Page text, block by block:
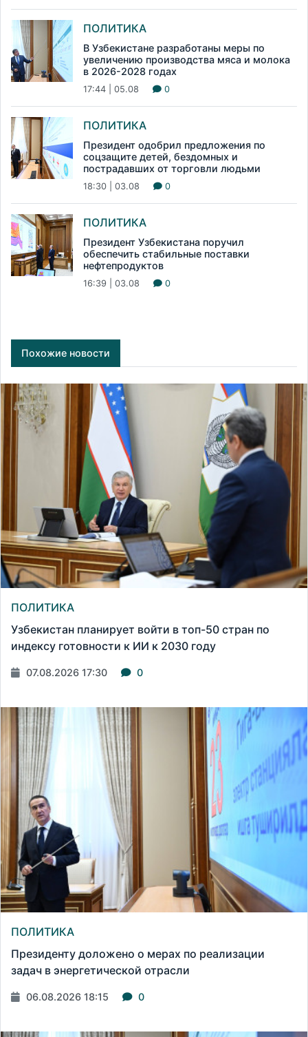
ПОЛИТИКА
В Узбекистане разработаны меры по
увеличению производства мяса и молока
в 2026-2028 годах
17:44 | 05.08 0
ПОЛИТИКА
Президент одобрил предложения по
соцзащите детей, бездомных и
пострадавших от торговли людьми
18:30 | 03.08 0
ПОЛИТИКА
Президент Узбекистана поручил
обеспечить стабильные поставки
нефтепродуктов
16:39 | 03.08 0
Похожие новости
ПОЛИТИКА
Узбекистан планирует войти в топ-50 стран по
индексу готовности к ИИ к 2030 году
07.08.2026 17:30 0
ПОЛИТИКА
Президенту доложено о мерах по реализации
задач в энергетической отрасли
06.08.2026 18:15 0